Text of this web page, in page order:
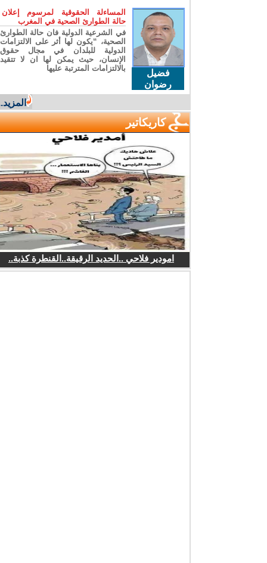
فضيل
رضوان
المساءلة الحقوقية لمرسوم إعلان
حالة الطوارئ الصحية في المغرب
في الشرعية الدولية فان حالة الطوارئ
الصحية، “يكون لها أثر على الالتزامات
الدولية للبلدان في مجال حقوق
الإنسان، حيث يمكن لها ان لا تتقيد
بالالتزامات المترتبة عليها
المزيد...
كاريكاتير
امودير فلاحي ..الحديد الرقيقة..القنطرة كذبة..